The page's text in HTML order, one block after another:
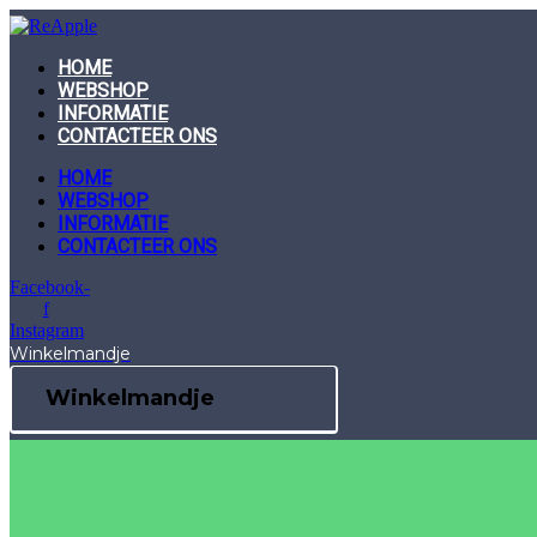
Skip
to
contentHOME
WEBSHOP
INFORMATIE
CONTACTEER ONS
HOME
WEBSHOP
INFORMATIE
CONTACTEER ONS
Facebook-
f
Instagram
Winkelmandje
Winkelmandje